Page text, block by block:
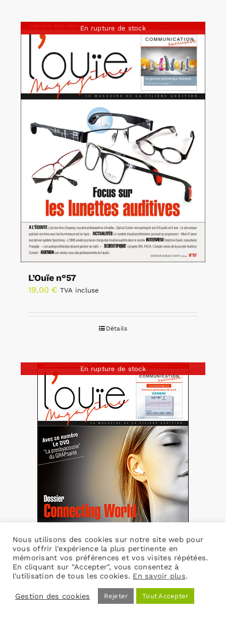
En rupture de stock
L’Ouïe n°57
19,00 € TVA incluse
Détails
En rupture de stock
L’Ouïe n°58
TVA incluse
Nous utilisons des cookies sur notre site web pour
vous offrir l'expérience la plus pertinente en
mémorisant vos préférences et vos visites répétées.
En cliquant sur "Accepter", vous consentez à
l'utilisation de tous les cookies. En savoir plus.
Gestion des cookies Rejeter Tout Accepter